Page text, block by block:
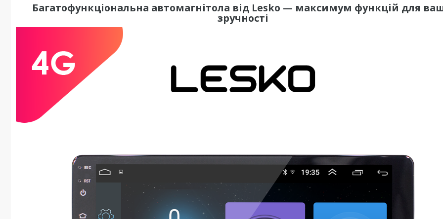
Багатофункціональна автомагнітола від Lesko — максимум функцій для
зручності